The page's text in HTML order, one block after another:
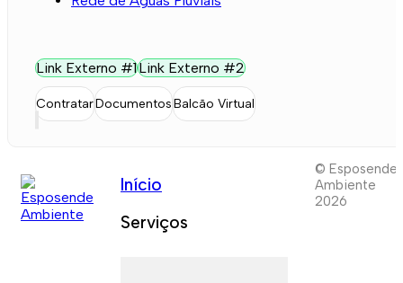
Link Externo #1Link Externo #2
ContratarDocumentosBalcão Virtual
Início
Serviços
© Esposende
Ambiente
2026